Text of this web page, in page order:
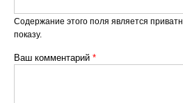
Содержание этого поля является
показу.
Ваш комментарий *